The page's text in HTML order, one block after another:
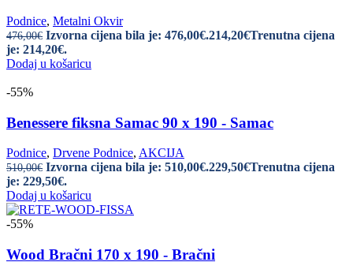
Podnice, Metalni Okvir
476,00€ Izvorna cijena bila je: 476,00€.214,20€Trenutna cijena
je: 214,20€.
Dodaj u košaricu
-55%
Benessere fiksna Samac 90 x 190 - Samac
Podnice, Drvene Podnice, AKCIJA
510,00€ Izvorna cijena bila je: 510,00€.229,50€Trenutna cijena
je: 229,50€.
Dodaj u košaricu
-55%
Wood Bračni 170 x 190 - Bračni